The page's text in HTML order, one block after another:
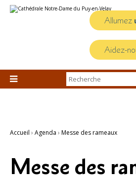
au
personnels
Allumez
Aidez-

Chercher par
Recherche
Accueil › Agenda › Messe des rameaux
Messe des